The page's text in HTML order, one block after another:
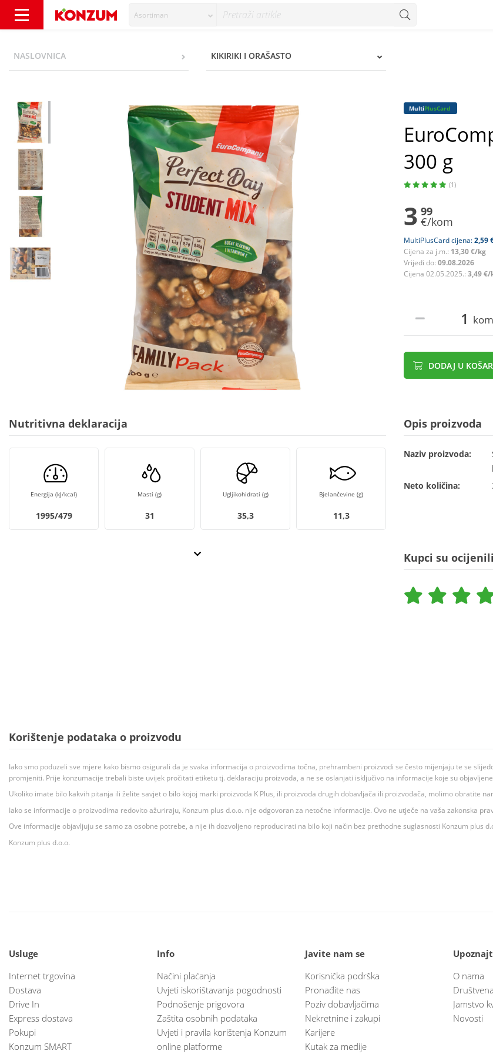
Asortiman
NASLOVNICA KIKIRIKI I ORAŠASTO
MultiPlusCard
300 g
(1)
3 99
€/kom
MultiPlusCard cijena:2,59
Cijena za j.m.: 13,30 €/kg
Vrijedi do: 09.08.2026
Cijena 02.05.2025.: 3,49 €/
kom
DODAJ U
Nutritivna deklaracija
Energija (kJ/kcal)
1995/479
Masti (g)
31
Ugljikohidrati (g)
35,3
Bjelančevine (g)
11,3
Opis proizvoda
Naziv proizvoda:
Neto količina:
Kupci su ocijenili
Korištenje podataka o proizvodu
Iako smo poduzeli sve mjere kako bismo osigurali da je svaka informacija o proizvodima točna, prehrambeni proizvodi se često mijenjaju te se
promjeniti. Prije konzumacije trebali biste uvijek pročitati etiketu tj. deklaraciju proizvoda, a ne se oslanjati isključivo na informacije koje su
Ukoliko imate bilo kakvih pitanja ili želite savjet o bilo kojoj marki proizvoda K Plus, ili proizvoda drugih dobavljača ili proizvođača, molimo obratite
Iako se informacije o proizvodima redovito ažuriraju, Konzum plus d.o.o. nije odgovoran za netočne informacije. Ovo ne utječe na vaša zakonska
Ove informacije objavljuju se samo za osobne potrebe, a nije ih dozvoljeno reproducirati na bilo koji način bez prethodne suglasnosti Konzum plus
Konzum plus d.o.o.
Usluge
Internet trgovina
Dostava
Drive In
Express dostava
Pokupi
Konzum SMART
Info
Načini plaćanja
Uvjeti iskorištavanja pogodnosti
Podnošenje prigovora
Zaštita osobnih podataka
Uvjeti i pravila korištenja Konzum
online platforme
Javite nam se
Korisnička podrška
Pronađite nas
Poziv dobavljačima
Nekretnine i zakupi
Karijere
Kutak za medije
O nama
Jamstvo
Novosti